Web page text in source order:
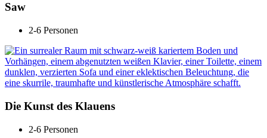
Saw
2-6 Personen
Die Kunst des Klauens
2-6 Personen